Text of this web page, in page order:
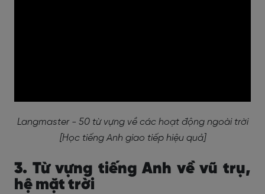
Langmaster - 50 từ vựng về các hoạt động ngoài trời
[Học tiếng Anh giao tiếp hiệu quả]
3. Từ vựng tiếng Anh về vũ trụ,
hệ mặt trời